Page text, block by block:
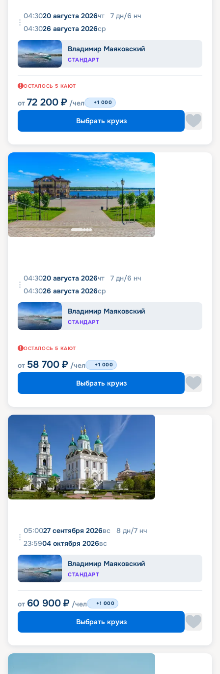
04:3020 августа 2026чт 7 дн/6 нч
04:3026 августа 2026ср
Владимир Маяковский
СТАНДАРТ
ОСТАЛОСЬ 5 КАЮТ
от 72 200 ₽ /чел +1 000
Выбрать круиз
04:3020 августа 2026чт 7 дн/6 нч
04:3026 августа 2026ср
Владимир Маяковский
СТАНДАРТ
ОСТАЛОСЬ 5 КАЮТ
от 58 700 ₽ /чел +1 000
Выбрать круиз
05:0027 сентября 2026вс 8 дн/7 нч
23:5904 октября 2026вс
Владимир Маяковский
СТАНДАРТ
от 60 900 ₽ /чел +1 000
Выбрать круиз